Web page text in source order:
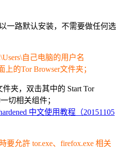
一路默认安装，不需要做任何选
自己电脑的用户名
上的Tor Browser文件夹；
夹，双击其中的 Start Tor
切相关组件；
允許 tor.exe、firefox.exe 相关